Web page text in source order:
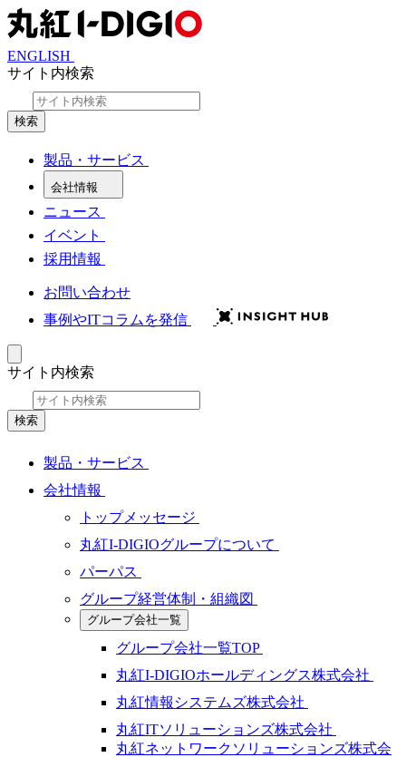
ENGLISH
サイト内検索
検索
製品・サービス
会社情報
ニュース
イベント
採用情報
お問い合わせ
事例やITコラムを発信
サイト内検索
検索
製品・サービス
会社情報
トップメッセージ
丸紅I-DIGIOグループについて
パーパス
グループ経営体制・組織図
グループ会社一覧
グループ会社一覧TOP
丸紅I-DIGIOホールディングス株式会社
丸紅情報システムズ株式会社
丸紅ITソリューションズ株式会社
丸紅ネットワークソリューションズ株式会